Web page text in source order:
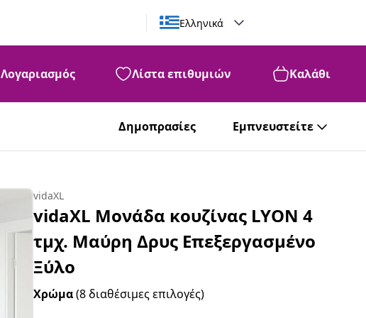
Ελληνικά
Λογαριασμός Λίστα επιθυμιών Καλάθι
Δημοπρασίες Εμπνευστείτε
vidaXL
vidaXL Μονάδα κουζίνας LYON 4
τμχ. Μαύρη Δρυς Επεξεργασμένο
Ξύλο
Χρώμα(8 διαθέσιμες επιλογές)